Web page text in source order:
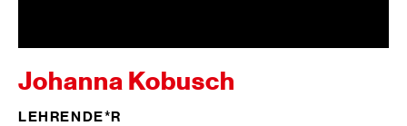
Johanna Kobusch
LEHRENDE*R